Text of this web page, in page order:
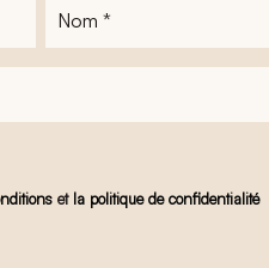
et la politique de confidentialité